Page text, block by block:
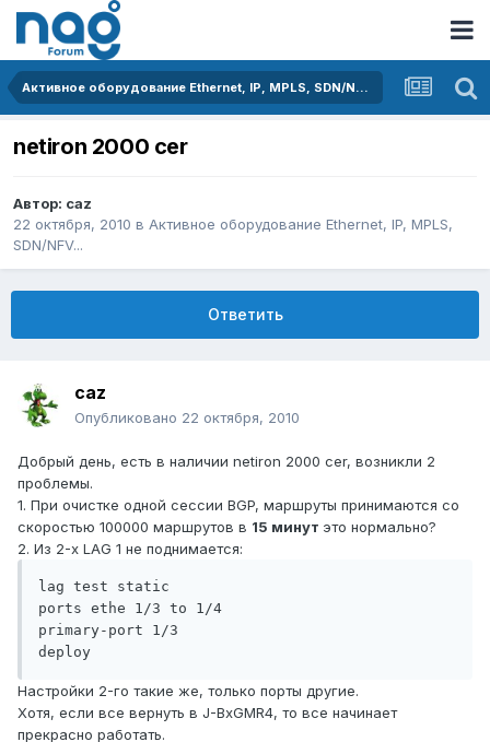
Активное оборудование Ethernet, IP, MPLS, SDN/NFV...
netiron 2000 cer
Автор: caz
22 октября, 2010 в Активное оборудование Ethernet, IP, MPLS,
SDN/NFV...
Ответить
caz
Опубликовано 22 октября, 2010
Добрый день, есть в наличии netiron 2000 cer, возникли 2
проблемы.
1. При очистке одной сессии BGP, маршруты принимаются со
скоростью 100000 маршрутов в 15 минут это нормально?
2. Из 2-х LAG 1 не поднимается:
lag test static
ports ethe 1/3 to 1/4
primary-port 1/3
deploy
Настройки 2-го такие же, только порты другие.
Хотя, если все вернуть в J-BxGMR4, то все начинает
прекрасно работать.